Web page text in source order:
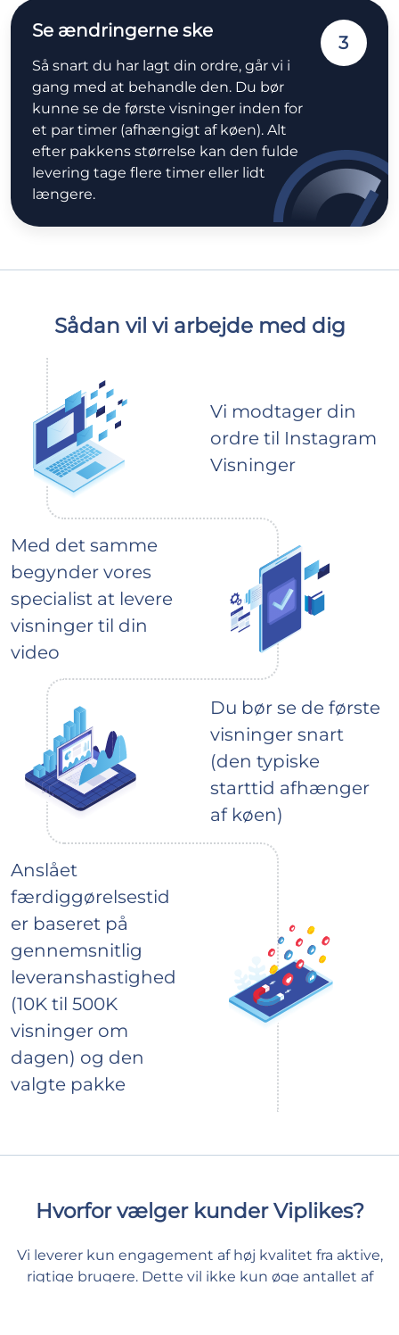
Se ændringerne ske
Så snart du har lagt din ordre, går vi i
gang med at behandle den. Du bør
kunne se de første visninger inden for
et par timer (afhængigt af køen). Alt
efter pakkens størrelse kan den fulde
levering tage flere timer eller lidt
længere.
3
Sådan vil vi arbejde med dig
Vi modtager din
ordre til Instagram
Visninger
Med det samme
begynder vores
specialist at levere
visninger til din
video
Du bør se de første
visninger snart
(den typiske
starttid afhænger
af køen)
Anslået
færdiggørelsestid
er baseret på
gennemsnitlig
leveranshastighed
(10K til 500K
visninger om
dagen) og den
valgte pakke
Hvorfor vælger kunder Viplikes?
Vi leverer kun engagement af høj kvalitet fra aktive,
rigtige brugere. Dette vil ikke kun øge antallet af